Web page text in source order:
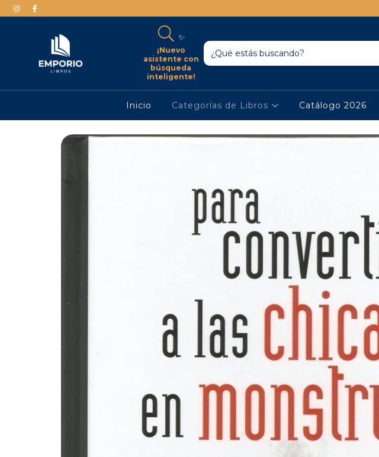
✨
¡Nuevo
asistente con
búsqueda
inteligente!
Inicio Categorías de Libros Catálogo 2026